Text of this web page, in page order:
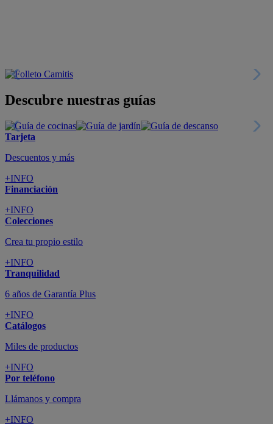
Descubre nuestras guías
Tarjeta
Descuentos y más
+INFO
Financiación
+INFO
Colecciones
Crea tu propio estilo
+INFO
Tranquilidad
6 años de Garantía Plus
+INFO
Catálogos
Miles de productos
+INFO
Por teléfono
Llámanos y compra
+INFO